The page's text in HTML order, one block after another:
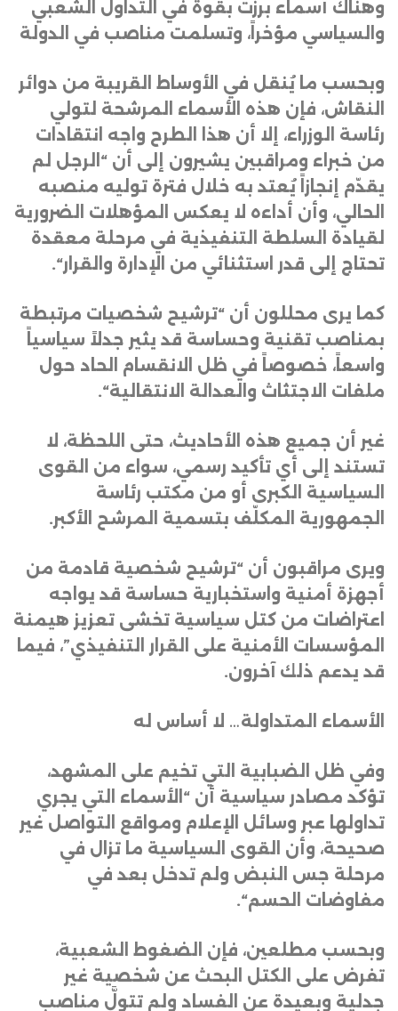
وهناك أسماء برزت بقوة في التداول الشعبي
والسياسي مؤخراً، وتسلمت مناصب في الدولة
وبحسب ما يُنقل في الأوساط القريبة من دوائر
النقاش، فإن هذه الأسماء المرشحة لتولي
رئاسة الوزراء، إلا أن هذا الطرح واجه انتقادات
من خبراء ومراقبين يشيرون إلى أن “الرجل لم
يقدّم إنجازاً يُعتد به خلال فترة توليه منصبه
الحالي، وأن أداءه لا يعكس المؤهلات الضرورية
لقيادة السلطة التنفيذية في مرحلة معقدة
تحتاج إلى قدر استثنائي من الإدارة والقرار“.
كما يرى محللون أن “ترشيح شخصيات مرتبطة
بمناصب تقنية وحساسة قد يثير جدلاً سياسياً
واسعاً، خصوصاً في ظل الانقسام الحاد حول
ملفات الاجتثاث والعدالة الانتقالية“.
غير أن جميع هذه الأحاديث، حتى اللحظة، لا
تستند إلى أي تأكيد رسمي، سواء من القوى
السياسية الكبرى أو من مكتب رئاسة
الجمهورية المكلّف بتسمية المرشح الأكبر.
ويرى مراقبون أن “ترشيح شخصية قادمة من
أجهزة أمنية واستخبارية حساسة قد يواجه
اعتراضات من كتل سياسية تخشى تعزيز هيمنة
المؤسسات الأمنية على القرار التنفيذي”، فيما
قد يدعم ذلك آخرون.
الأسماء المتداولة… لا أساس له
وفي ظل الضبابية التي تخيم على المشهد،
تؤكد مصادر سياسية أن “الأسماء التي يجري
تداولها عبر وسائل الإعلام ومواقع التواصل غير
صحيحة، وأن القوى السياسية ما تزال في
مرحلة جس النبض ولم تدخل بعد في
مفاوضات الحسم“.
وبحسب مطلعين، فإن الضغوط الشعبية،
تفرض على الكتل البحث عن شخصية غير
جدلية وبعيدة عن الفساد ولم تتولَّ مناصب